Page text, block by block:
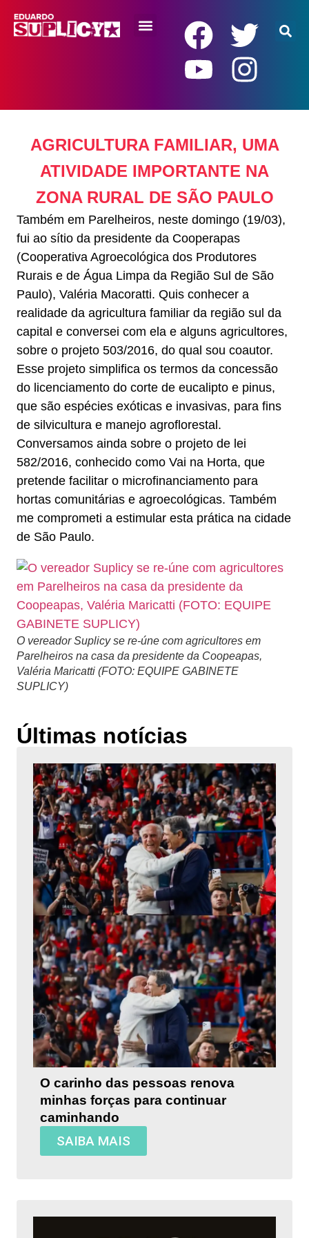
AGRICULTURA FAMILIAR, UMA
ATIVIDADE IMPORTANTE NA
ZONA RURAL DE SÃO PAULO
Também em Parelheiros, neste domingo (19/03),
fui ao sítio da presidente da Cooperapas
(Cooperativa Agroecológica dos Produtores
Rurais e de Água Limpa da Região Sul de São
Paulo), Valéria Macoratti. Quis conhecer a
realidade da agricultura familiar da região sul da
capital e conversei com ela e alguns agricultores,
sobre o projeto 503/2016, do qual sou coautor.
Esse projeto simplifica os termos da concessão
do licenciamento do corte de eucalipto e pinus,
que são espécies exóticas e invasivas, para fins
de silvicultura e manejo agroflorestal.
Conversamos ainda sobre o projeto de lei
582/2016, conhecido como Vai na Horta, que
pretende facilitar o microfinanciamento para
hortas comunitárias e agroecológicas. Também
me comprometi a estimular esta prática na cidade
de São Paulo.
O vereador Suplicy se re-úne com agricultores em
Parelheiros na casa da presidente da Coopeapas,
Valéria Maricatti (FOTO: EQUIPE GABINETE
SUPLICY)
Últimas notícias
O carinho das pessoas renova
minhas forças para continuar
caminhando
SAIBA MAIS